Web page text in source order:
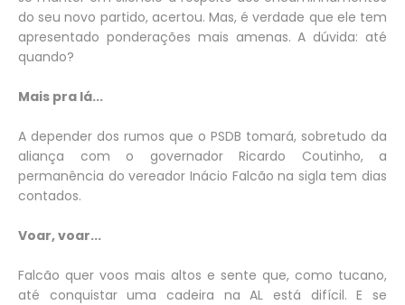
do seu novo partido, acertou. Mas, é verdade que ele tem
apresentado ponderações mais amenas. A dúvida: até
quando?
Mais pra lá...
A depender dos rumos que o PSDB tomará, sobretudo da
aliança com o governador Ricardo Coutinho, a
permanência do vereador Inácio Falcão na sigla tem dias
contados.
Voar, voar...
Falcão quer voos mais altos e sente que, como tucano,
até conquistar uma cadeira na AL está difícil. E se